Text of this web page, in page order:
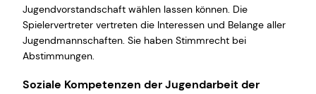
Jugendvorstandschaft wählen lassen können. Die
Spielervertreter vertreten die Interessen und Belange aller
Jugendmannschaften. Sie haben Stimmrecht bei
Abstimmungen.
Soziale Kompetenzen der Jugendarbeit der